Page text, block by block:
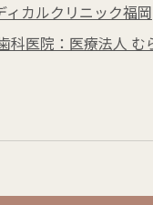
ィカルクリニック福岡
科医院：医療法人 む